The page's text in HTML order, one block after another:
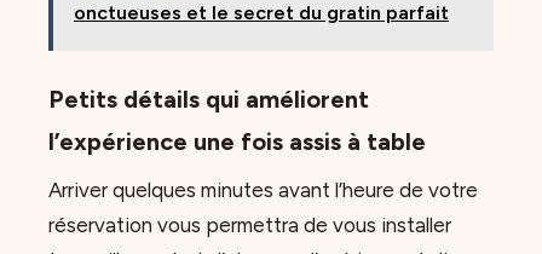
onctueuses et le secret du gratin parfait
Petits détails qui améliorent
l’expérience une fois assis à table
Arriver quelques minutes avant l’heure de votre
réservation vous permettra de vous installer